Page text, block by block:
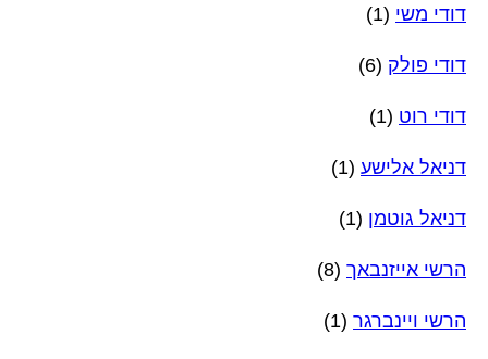
דודי משי (1)
דודי פולק (6)
דודי רוט (1)
דניאל אלישע (1)
דניאל גוטמן (1)
הרשי אייזנבאך (8)
הרשי ויינברגר (1)